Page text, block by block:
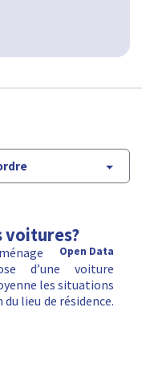
voitures?
Open Data
d’une voiture
les situations
lieu de résidence.